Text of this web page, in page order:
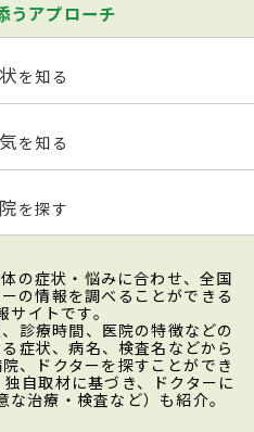
うアプローチ
を知る
を知る
を探す
の症状・悩みに合わせ、全国
の情報を調べることができる
イトです。
診療時間、医院の特徴などの
症状、病名、検査名などから
、ドクターを探すことができ
自取材に基づき、ドクターに
治療・検査など）も紹介。